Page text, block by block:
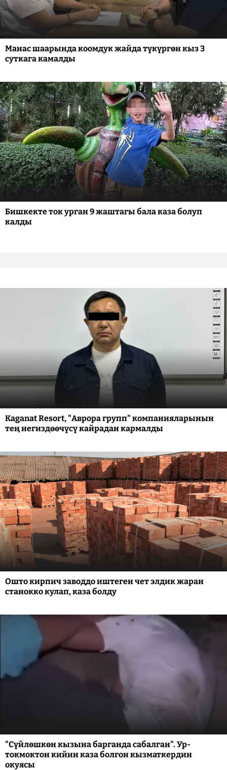
Манас шаарында коомдук жайда түкүргөн кыз 3
суткага камалды
Бишкекте ток урган 9 жаштагы бала каза болуп
калды
Kaganat Resort, "Аврора групп" компанияларынын
тең негиздөөчүсү кайрадан кармалды
Ошто кирпич заводдо иштеген чет элдик жаран
станокко кулап, каза болду
"Сүйлөшкөн кызына барганда сабалган". Ур-
токмоктон кийин каза болгон кызматкердин
окуясы